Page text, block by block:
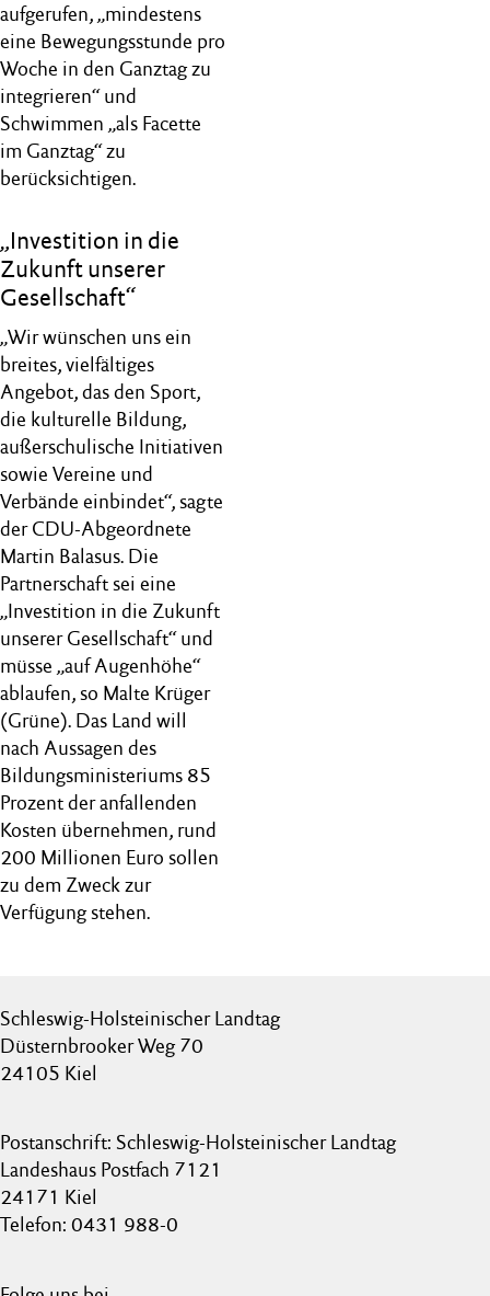
aufgerufen, „mindestens
eine Bewegungsstunde pro
Woche in den Ganztag zu
integrieren“ und
Schwimmen „als Facette
im Ganztag“ zu
berücksichtigen.
„Investition in die
Zukunft unserer
Gesellschaft“
„Wir wünschen uns ein
breites, vielfältiges
Angebot, das den Sport,
die kulturelle Bildung,
außerschulische Initiativen
sowie Vereine und
Verbände einbindet“, sagte
der CDU-Abgeordnete
Martin Balasus. Die
Partnerschaft sei eine
„Investition in die Zukunft
unserer Gesellschaft“ und
müsse „auf Augenhöhe“
ablaufen, so Malte Krüger
(Grüne). Das Land will
nach Aussagen des
Bildungsministeriums 85
Prozent der anfallenden
Kosten übernehmen, rund
200 Millionen Euro sollen
zu dem Zweck zur
Verfügung stehen.
Schleswig-Holsteinischer Landtag
Düsternbrooker Weg 70
24105 Kiel
Postanschrift: Schleswig-Holsteinischer Landtag
Landeshaus Postfach 7121
24171 Kiel
Telefon: 0431 988-0